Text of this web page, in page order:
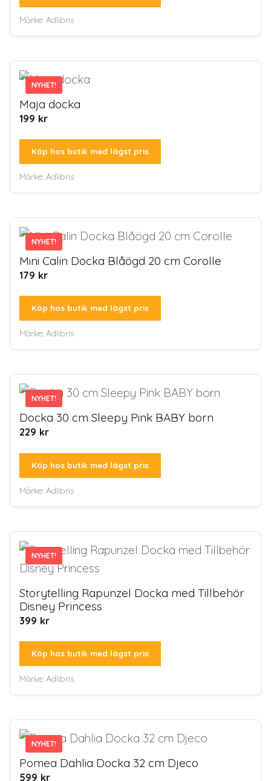
Märke: Adlibris
NYHET!
NYHET!
Maja docka
199 kr
Köp hos butik med lägst pris
Märke: Adlibris
NYHET!
NYHET!
Mini Calin Docka Blåögd 20 cm Corolle
179 kr
Köp hos butik med lägst pris
Märke: Adlibris
NYHET!
NYHET!
Docka 30 cm Sleepy Pink BABY born
229 kr
Köp hos butik med lägst pris
Märke: Adlibris
NYHET!
NYHET!
Storytelling Rapunzel Docka med Tillbehör
Disney Princess
399 kr
Köp hos butik med lägst pris
Märke: Adlibris
NYHET!
NYHET!
Pomea Dahlia Docka 32 cm Djeco
599 kr